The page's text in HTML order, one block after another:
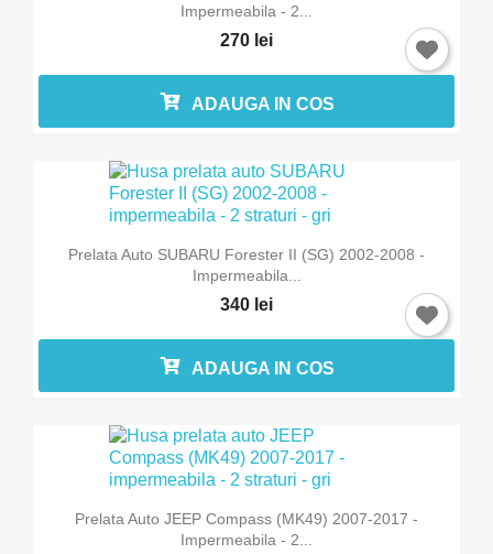
Impermeabila - 2...
270 lei
ADAUGA IN COS
Prelata Auto SUBARU Forester II (SG) 2002-2008 -
Impermeabila...
340 lei
ADAUGA IN COS
Prelata Auto JEEP Compass (MK49) 2007-2017 -
Impermeabila - 2...